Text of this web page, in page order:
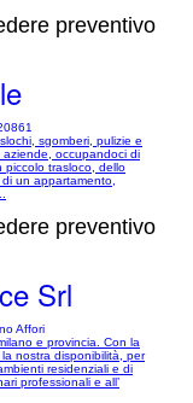
preventivo
sgomberi, pulizie e
aziende, occupandoci di
piccolo trasloco, dello
un appartamento,
preventivo
Srl
Affori
e provincia. Con la
nostra disponibilità, per
residenziali e di
professionali e all’